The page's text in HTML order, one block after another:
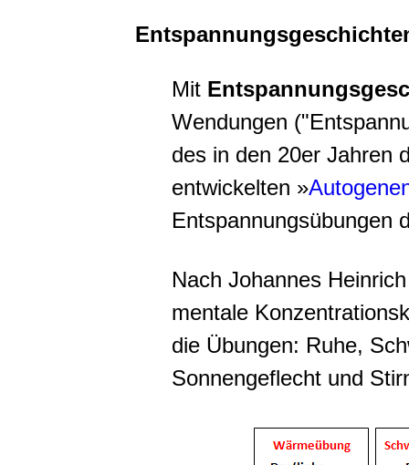
Mit
Wendungen
des in den 20er Jahren
entwickelten »
Entspannungsübungen
Nach Johannes
mentale
die Übungen: Ruhe,
Sonnengeflecht und